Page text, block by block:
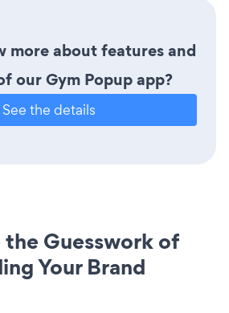
more about features and
our Gym Popup app?
See the details
the Guesswork of
Your Brand